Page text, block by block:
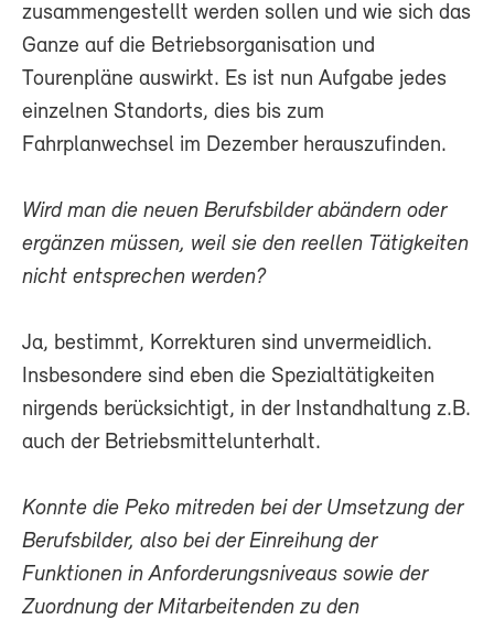
zusammengestellt werden sollen und wie sich das
Ganze auf die Betriebsorganisation und
Tourenpläne auswirkt. Es ist nun Aufgabe jedes
einzelnen Standorts, dies bis zum
Fahrplanwechsel im Dezember herauszufinden.
Wird man die neuen Berufsbilder abändern oder
ergänzen müssen, weil sie den reellen Tätigkeiten
nicht entsprechen werden?
Ja, bestimmt, Korrekturen sind unvermeidlich.
Insbesondere sind eben die Spezialtätigkeiten
nirgends berücksichtigt, in der Instandhaltung z.B.
auch der Betriebsmittelunterhalt.
Konnte die Peko mitreden bei der Umsetzung der
Berufsbilder, also bei der Einreihung der
Funktionen in Anforderungsniveaus sowie der
Zuordnung der Mitarbeitenden zu den